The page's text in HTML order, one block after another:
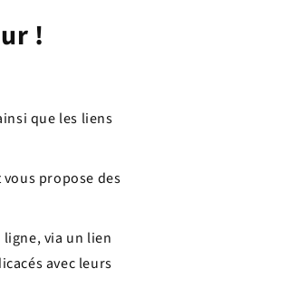
!
que les liens
propose des
via un lien
avec leurs